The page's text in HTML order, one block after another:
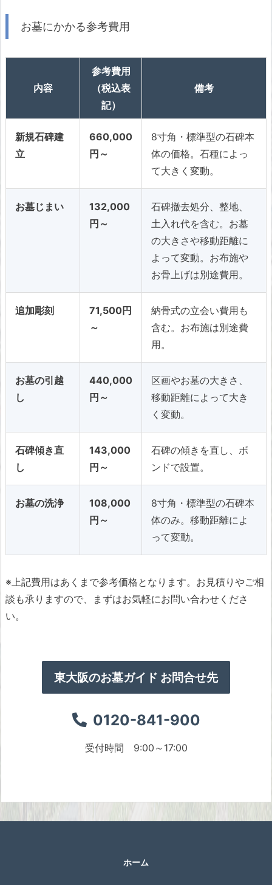
お墓にかかる参考費用
内容
参考費用
（税込表
記）
備考
新規石碑建
立
660,000
円～
8寸角・標準型の石碑本
体の価格。石種によっ
て大きく変動。
お墓じまい
132,000
円～
石碑撤去処分、整地、
土入れ代を含む。お墓
の大きさや移動距離に
よって変動。お布施や
お骨上げは別途費用。
追加彫刻
71,500円
～
納骨式の立会い費用も
含む。お布施は別途費
用。
お墓の引越
し
440,000
円～
区画やお墓の大きさ、
移動距離によって大き
く変動。
石碑傾き直
し
143,000
円～
石碑の傾きを直し、ボ
ンドで設置。
お墓の洗浄
108,000
円～
8寸角・標準型の石碑本
体のみ。移動距離によ
って変動。
※上記費用はあくまで参考価格となります。お見積りやご相
談も承りますので、まずはお気軽にお問い合わせくださ
い。
東大阪のお墓ガイド お問合せ先
0120-841-900
受付時間 9:00～17:00
ホーム